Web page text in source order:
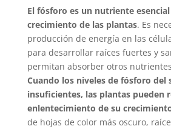
El fósforo es un nutriente
crecimiento de las plantas. Es
producción de energía en las
para desarrollar raíces fuertes y
permitan absorber otros
Cuando los niveles de fósforo del
insuficientes, las plantas pueden
enlentecimiento de su
de hojas de color más oscuro,